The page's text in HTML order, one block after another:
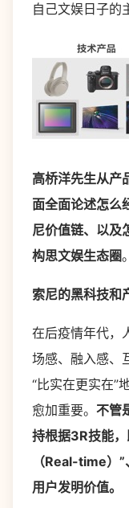
自己文娱日子的
高桥洋先生从产
面全面论述怎么
尼价值链、以及
构思文娱生态圈。
索尼的黑科技和
在后疫情年代，
场感、融入感、
“比实在更实在”
愈加重要。 不管
持根据3R技能
（Real-time） ”、
用户发明价值。